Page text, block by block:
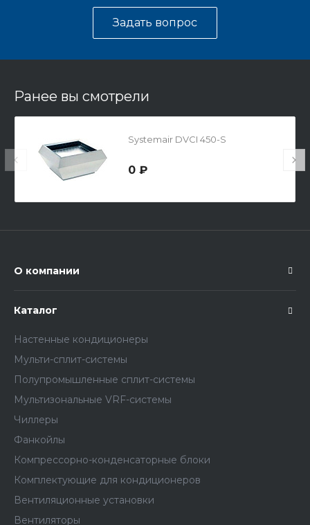
Задать вопрос
Ранее вы смотрели
Systemair DVCI 450-S
0 ₽
О компании
Каталог
Настенные кондиционеры
Мульти-сплит-системы
Полупромышленные сплит-системы
Мультизональные VRF-системы
Чиллеры
Фанкойлы
Компрессорно-конденсаторные блоки
Комплектующие для кондиционеров
Вентиляционные установки
Вентиляторы